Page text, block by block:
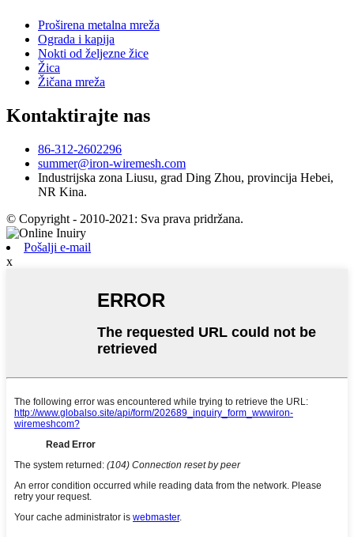
Proširena metalna mreža
Ograda i kapija
Nokti od željezne žice
Žica
Žičana mreža
Kontaktirajte nas
86-312-2602296
summer@iron-wiremesh.com
Industrijska zona Liusu, grad Ding Zhou, provincija Hebei,
NR Kina.
© Copyright - 2010-2021: Sva prava pridržana.
Pošalji e-mail
x